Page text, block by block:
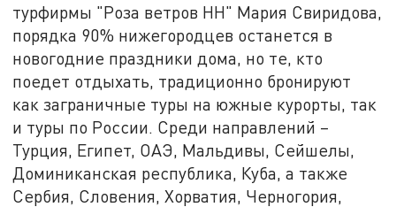
турфирмы "Роза ветров НН" Мария Свиридова,
порядка 90% нижегородцев останется в
новогодние праздники дома, но те, кто
поедет отдыхать, традиционно бронируют
как заграничные туры на южные курорты, так
и туры по России. Среди направлений –
Турция, Египет, ОАЭ, Мальдивы, Сейшелы,
Доминиканская республика, Куба, а также
Сербия, Словения, Хорватия, Черногория,